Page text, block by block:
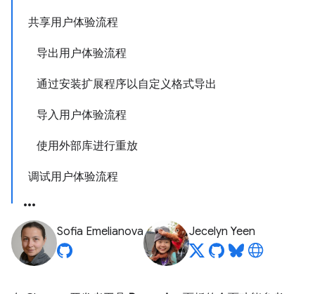
共享用户体验流程
导出用户体验流程
通过安装扩展程序以自定义格式导出
导入用户体验流程
使用外部库进行重放
调试用户体验流程
Sofia Emelianova Jecelyn Yeen